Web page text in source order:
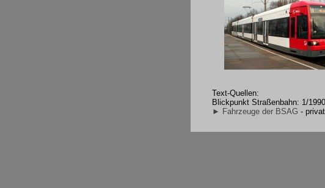
Text-Quellen:
Blickpunkt Straßenbahn: 1/
► Fahrzeuge der BSAG -